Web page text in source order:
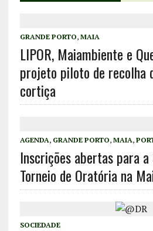
GRANDE PORTO, MAIA
LIPOR, Maiambiente e
projeto piloto de recolha
cortiça
AGENDA, GRANDE PORTO, MAIA,
Inscrições abertas para a
Torneio de Oratória na
SOCIEDADE